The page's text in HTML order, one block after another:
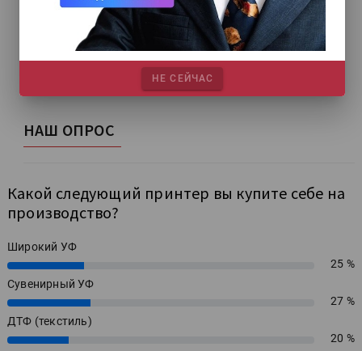
НАШ ОПРОС
Какой следующий принтер вы купите себе на
производство?
Широкий УФ
25%
25 %
Сувенирный УФ
27%
27 %
ДТФ (текстиль)
20%
20 %
НЕ СЕЙЧАС